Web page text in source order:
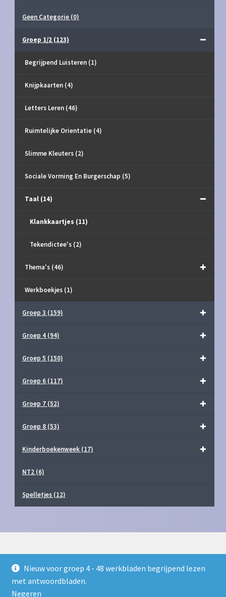
Nieuw voor groep 4 - 48 werkbladen begrijpend lezen
met antwoordbladen.
Negeren
Geen Categorie (0)
Groep 1/2 (123)
Begrijpend Luisteren (1)
Knijpkaarten (4)
Letters Leren (46)
Ruimtelijke Orientatie (4)
Slimme Kleuters (2)
Sociale Vorming En Burgerschap (5)
Taal (14)
Klankkaartjes (11)
Tekendictee's (2)
Thema's (46)
Werkboekjes (1)
Groep 3 (159)
Groep 4 (94)
Groep 5 (150)
Groep 6 (117)
Groep 7 (52)
Groep 8 (53)
Kinderboekenweek (17)
NT2 (6)
Spelletjes (12)
© Juf Milou Webshop 2026
Privacy Policy
Gebouwd met WooCommerce